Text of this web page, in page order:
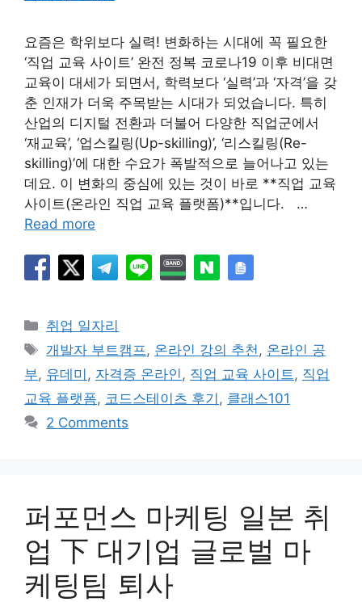
요즘은 학위보다 실력! 변화하는 시대에 꼭 필요한
‘직업 교육 사이트’ 완전 정복 코로나19 이후 비대면
교육이 대세가 되면서, 학력보다 ‘실력’과 ‘자격’을 갖
춘 인재가 더욱 주목받는 시대가 되었습니다. 특히
산업의 디지털 전환과 더불어 다양한 직업군에서
‘재교육’, ‘업스킬링(Up-skilling)’, ‘리스킬링(Re-
skilling)’에 대한 수요가 폭발적으로 늘어나고 있는
데요. 이 변화의 중심에 있는 것이 바로 **직업 교육
사이트(온라인 직업 교육 플랫폼)**입니다. …
Read more
Categories
취업 일자리
Tags
개발자 부트캠프, 온라인 강의 추천, 온라인 공
부, 유데미 , 자격증 온라인, 직업 교육 사이트, 직업
교육 플랫폼, 코드스테이츠 후기 , 클래스101
2 Comments
퍼포먼스 마케팅 일본 취
업 下 대기업 글로벌 마
케팅팀 퇴사